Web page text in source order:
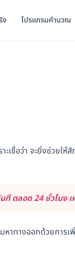
ง โปรแกรมคำนวณ
ะเชื่อว่า จะยิ่งช่วย
ตลอด 24 ชั่วโมง
าทางออกด้วยการเ